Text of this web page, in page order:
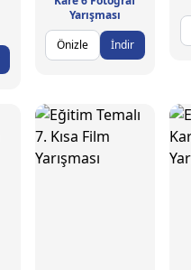
Yarışması
Önizle
İndir